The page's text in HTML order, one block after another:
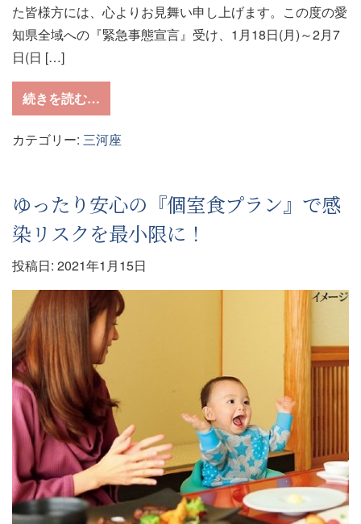
た皆様方には、心よりお見舞い申し上げます。この度の愛
知県全域への『緊急事態宣言』受け、1月18日(月)～2月7
日(日 […]
続きを読む…
カテゴリー: 三河座
ゆったり安心の『個室食プラン』で感
染リスクを最小限に！
投稿日: 2021年1月15日